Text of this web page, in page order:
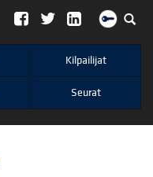
Kilpailijat
Seurat